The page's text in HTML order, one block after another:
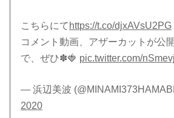
こちらにて https://t.co/djxAVsU2PG
コメント動画、アザーカットが公
で、ぜひ✽🍓 pic.twitter.com/
— 浜辺美波
2020